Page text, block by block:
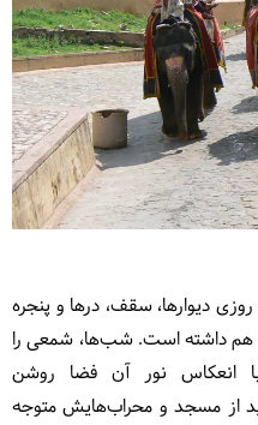
روزی دیوارها، سقف، درها و پنجره
هم داشته است. شب‌ها، شمعی را
انعکاس نور آن فضا روشن
از مسجد و محراب‌هایش متوجه